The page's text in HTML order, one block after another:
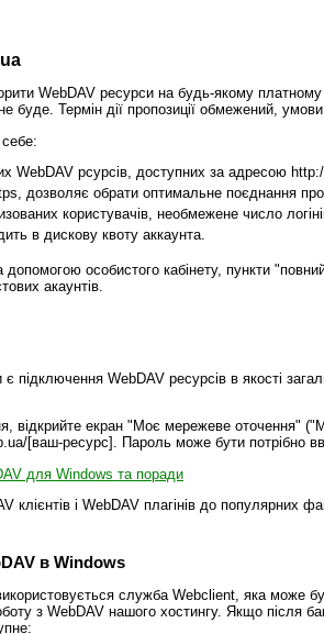
WebDAV ресурси на будь-якому
не буде. Термін дії пропозиції обмежений,
WebDAV рсурсів, доступних за адресою
дозволяє обрати оптимальне поєднання
користувачів, необмежене число
в дискову квоту аккаунта.
особистого кабінету, пункти
акаунтів.
підключення WebDAV ресурсів в якості
відкрийте екран "Моє мережеве оточення"
[ваш-ресурс]. Пароль може бути потрібно
для Windows та поради
клієнтів і WebDAV плагінів до популярних
в Windows
служба Webclient, яка може
з WebDAV нашого хостингу. Якщо після